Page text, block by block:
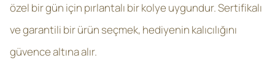
özel bir gün için pırlantalı bir kolye uygundur. Sertifikalı
ve garantili bir ürün seçmek, hediyenin kalıcılığını
güvence altına alır.